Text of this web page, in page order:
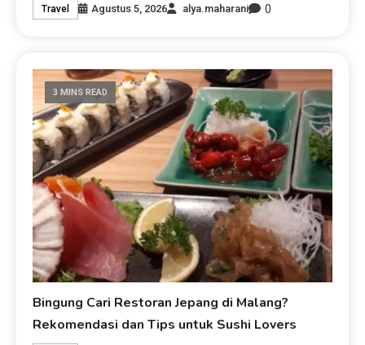
Travel Agustus 5, 2026 alya.maharani 0
3 MINS READ
Bingung Cari Restoran Jepang di Malang?
Rekomendasi dan Tips untuk Sushi Lovers